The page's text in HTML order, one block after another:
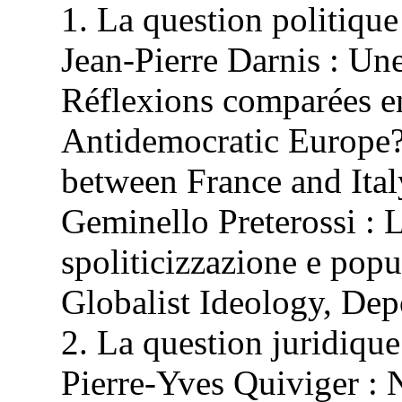
1. La question
Jean-Pierre Darnis :
Réflexions comparées
Antidemocratic
between France and
Geminello Preterossi :
spoliticizzazione e
Globalist Ideology,
2. La question
Pierre-Yves Quiviger :